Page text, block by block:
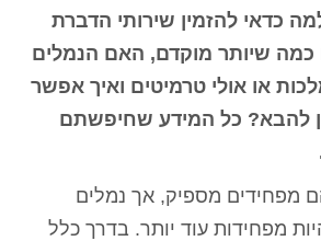
כדאי להזמין שירותי הדברת
כמה שיותר מוקדם, האם הנמלים
או אולי טרמיטים ואיך אפשר
להבא? כל המידע שחיפשתם
מפחידים מספיק, אך נמלים
מפחידות עוד יותר. בדרך כלל